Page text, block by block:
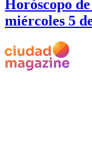
Horóscopo
miércoles 5